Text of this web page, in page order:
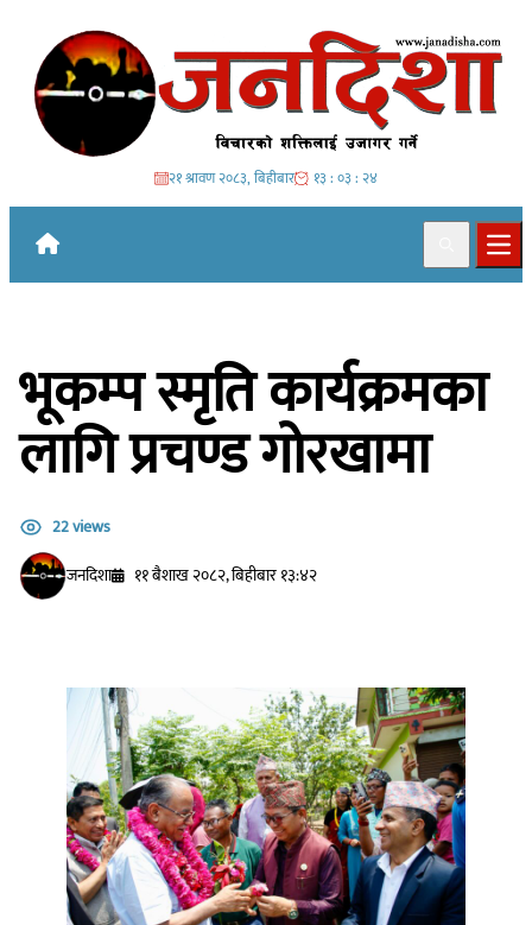
Skip to content
२१ श्रावण २०८३, बिहीबार १३ : ०३ : २५
Search
भूकम्प स्मृति कार्यक्रमका
लागि प्रचण्ड गोरखामा
22 views
जनदिशा
११ बैशाख २०८२, बिहीबार १३:४२